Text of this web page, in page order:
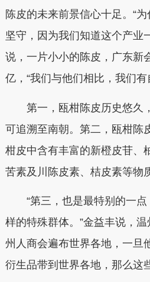
陈皮的未来前景信心十足。“
坚守，因为我们知道这个产业
说，一片小小的陈皮，广东新
亿，“我们与他们相比，我们有
第一，瓯柑陈皮历史悠久
可追溯至南朝。第二，瓯柑陈
柑皮中含有丰富的新橙皮苷、
苦素及川陈皮素、桔皮素等物
“第三，也是最特别的一
样的特殊群体。”金益丰说，
州人商会遍布世界各地，一旦
衍生品带到世界各地，那么这